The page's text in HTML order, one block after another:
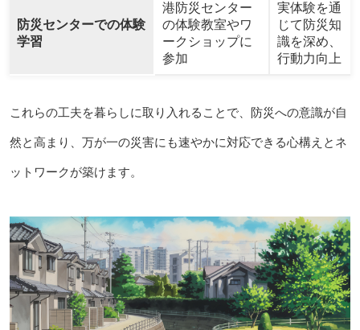
防災センターでの体験
学習
港防災センター
の体験教室やワ
ークショップに
参加
実体験を通
じて防災知
識を深め、
行動力向上
これらの工夫を暮らしに取り入れることで、防災への意識が自
然と高まり、万が一の災害にも速やかに対応できる心構えとネ
ットワークが築けます。